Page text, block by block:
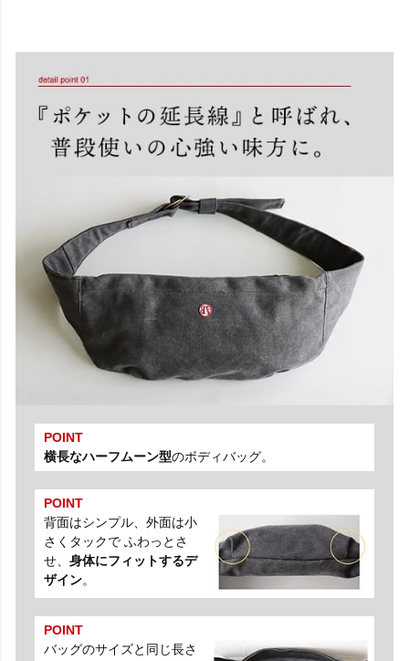
POINT
横長なハーフムーン型のボディバッグ。
POINT
背面はシンプル、外面は小
さくタックで ふわっとさ
せ、 身体にフィットするデ
ザイン。
POINT
バッグのサイズと同じ長さ